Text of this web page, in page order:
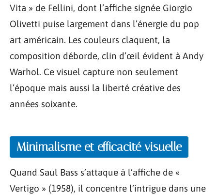
Vita » de Fellini, dont l’affiche signée Giorgio
Olivetti puise largement dans l’énergie du pop
art américain. Les couleurs claquent, la
composition déborde, clin d’œil évident à Andy
Warhol. Ce visuel capture non seulement
l’époque mais aussi la liberté créative des
années soixante.
Minimalisme et efficacité visuelle
Quand Saul Bass s’attaque à l’affiche de «
Vertigo » (1958), il concentre l’intrigue dans une